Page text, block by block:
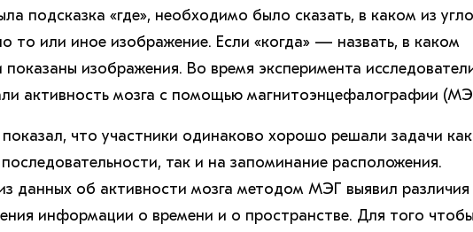
подсказка «где», необходимо было сказать, в каком из
то или иное изображение. Если «когда» — назвать, в каком
изображения. Во время эксперимента
активность мозга с помощью магнитоэнцефалографии
что участники одинаково хорошо решали задачи
так и на запоминание расположения.
данных об активности мозга методом МЭГ выявил различия
информации о времени и о пространстве. Для того чтобы